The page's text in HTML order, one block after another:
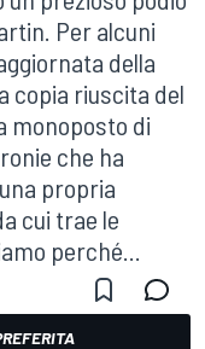
Per alcuni
della
copia riuscita del
monoposto di
che ha
propria
cui trae le
perché...